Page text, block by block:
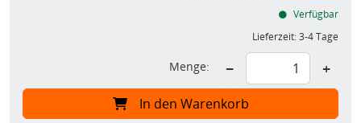
Verfügbar
Lieferzeit:3-4 Tage
Menge: − +
In den Warenkorb